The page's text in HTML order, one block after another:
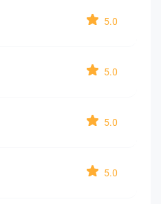
5.0
5.0
5.0
5.0